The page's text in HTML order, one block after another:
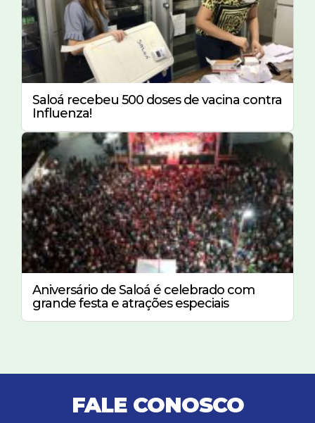
Saloá recebeu 500 doses de vacina contra
Influenza!
Aniversário de Saloá é celebrado com
grande festa e atrações especiais
FALE CONOSCO